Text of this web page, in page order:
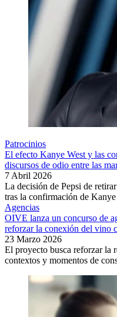
Patrocinios
El efecto Kanye West y las
discursos de odio entre las
7 Abril 2026
La decisión de Pepsi de
tras la confirmación de Kanye
Agencias
OIVE lanza un concurso de
reforzar la conexión del vino
23 Marzo 2026
El proyecto busca reforzar la
contextos y momentos de